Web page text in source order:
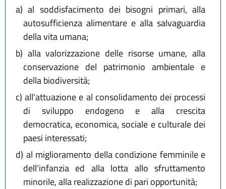
a) al soddisfacimento dei bisogni primari, alla
autosufficienza alimentare e alla salvaguardia
della vita umana;
b) alla valorizzazione delle risorse umane, alla
conservazione del patrimonio ambientale e
della biodiversità;
c) all'attuazione e al consolidamento dei processi
di sviluppo endogeno e alla crescita
democratica, economica, sociale e culturale dei
paesi interessati;
d) al miglioramento della condizione femminile e
dell'infanzia ed alla lotta allo sfruttamento
minorile, alla realizzazione di pari opportunità;